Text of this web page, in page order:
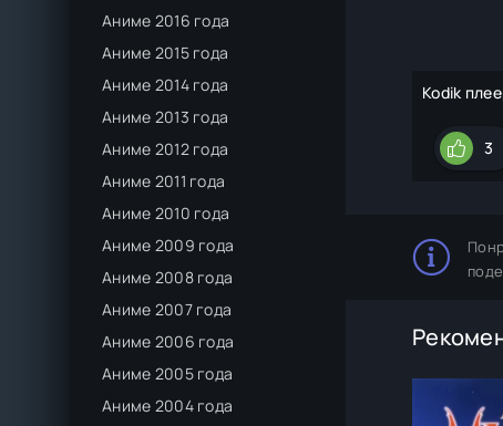
Аниме 2016 года
Аниме 2015 года
Аниме 2014 года
Аниме 2013 года
Аниме 2012 года
Аниме 2011 года
Аниме 2010 года
Аниме 2009 года
Аниме 2008 года
Аниме 2007 года
Аниме 2006 года
Аниме 2005 года
Аниме 2004 года
Kodik
3